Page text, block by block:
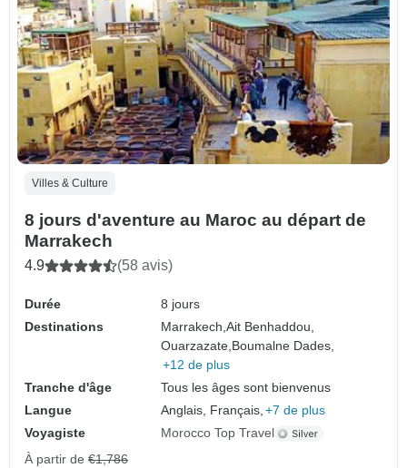
Villes & Culture
8 jours d'aventure au Maroc au départ de
Marrakech
4.9 (58 avis)
Durée
8 jours
Destinations
Marrakech,Ait Benhaddou,
Ouarzazate,Boumalne Dades,
+12 de plus
Tranche d'âge
Tous les âges sont bienvenus
Langue
Anglais, Français, +7 de plus
Voyagiste
Morocco Top Travel
À partir de €1,786